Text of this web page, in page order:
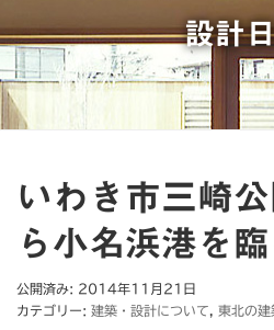
設計
いわき市三崎
ら小名浜港を
公開済み: 2014年11月21日
カテゴリー: 建築・設計について 東北の建